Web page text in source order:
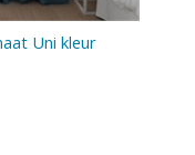
Uni kleur